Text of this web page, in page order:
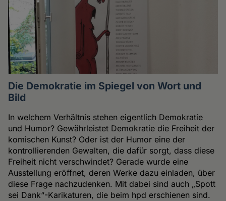
Die Demokratie im Spiegel von Wort und
Bild
In welchem Verhältnis stehen eigentlich Demokratie
und Humor? Gewährleistet Demokratie die Freiheit der
komischen Kunst? Oder ist der Humor eine der
kontrollierenden Gewalten, die dafür sorgt, dass diese
Freiheit nicht verschwindet? Gerade wurde eine
Ausstellung eröffnet, deren Werke dazu einladen, über
diese Frage nachzudenken. Mit dabei sind auch „Spott
sei Dank“-Karikaturen, die beim hpd erschienen sind.